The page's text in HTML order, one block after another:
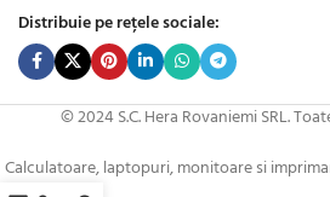
Distribuie pe rețele sociale:
© 2024 S.C. Hera Rovaniemi SRL.
Calculatoare, laptopuri, monitoare si